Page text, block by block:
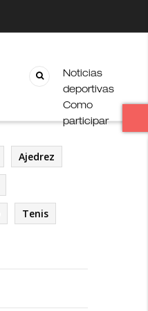
Noticias
deportivas
Como
participar
Ajedrez
Tenis